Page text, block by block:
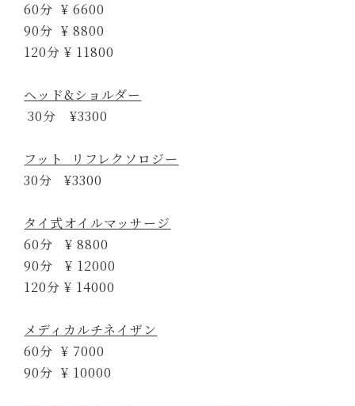
60分 ¥ 6600
90分 ¥ 8800
120分 ¥ 11800
ヘッド&ショルダー
30分 ¥3300
フット リフレクソロジー
30分 ¥3300
タイ式オイルマッサージ
60分 ¥ 8800
90分 ¥ 12000
120分 ¥ 14000
メディカルチネイザン
60分 ¥ 7000
90分 ¥ 10000